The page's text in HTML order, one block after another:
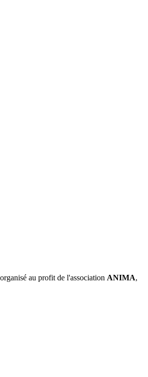
au profit de l'association ANIMA,